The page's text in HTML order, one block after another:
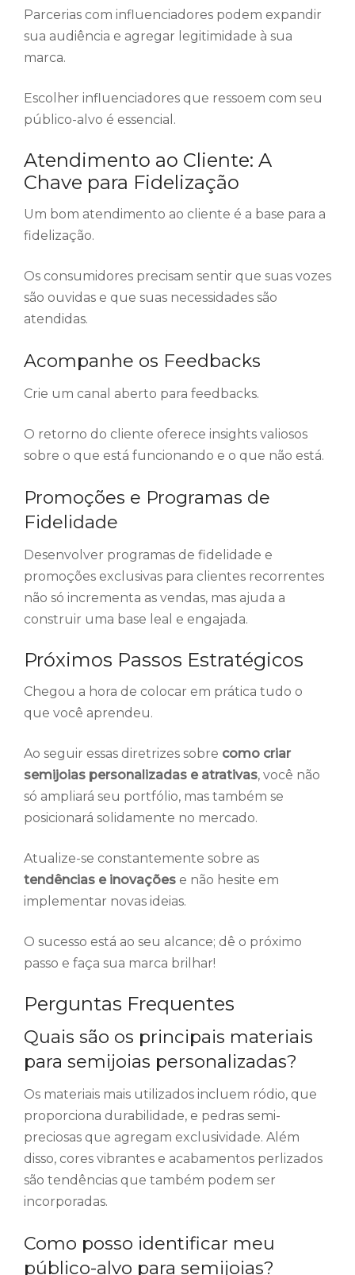
Parcerias com influenciadores podem expandir
sua audiência e agregar legitimidade à sua
marca.
Escolher influenciadores que ressoem com seu
público-alvo é essencial.
Atendimento ao Cliente: A
Chave para Fidelização
Um bom atendimento ao cliente é a base para a
fidelização.
Os consumidores precisam sentir que suas vozes
são ouvidas e que suas necessidades são
atendidas.
Acompanhe os Feedbacks
Crie um canal aberto para feedbacks.
O retorno do cliente oferece insights valiosos
sobre o que está funcionando e o que não está.
Promoções e Programas de
Fidelidade
Desenvolver programas de fidelidade e
promoções exclusivas para clientes recorrentes
não só incrementa as vendas, mas ajuda a
construir uma base leal e engajada.
Próximos Passos Estratégicos
Chegou a hora de colocar em prática tudo o
que você aprendeu.
Ao seguir essas diretrizes sobre como criar
semijoias personalizadas e atrativas, você não
só ampliará seu portfólio, mas também se
posicionará solidamente no mercado.
Atualize-se constantemente sobre as
tendências e inovações e não hesite em
implementar novas ideias.
O sucesso está ao seu alcance; dê o próximo
passo e faça sua marca brilhar!
Perguntas Frequentes
Quais são os principais materiais
para semijoias personalizadas?
Os materiais mais utilizados incluem ródio, que
proporciona durabilidade, e pedras semi-
preciosas que agregam exclusividade. Além
disso, cores vibrantes e acabamentos perlizados
são tendências que também podem ser
incorporadas.
Como posso identificar meu
público-alvo para semijoias?